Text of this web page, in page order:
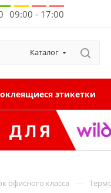
09:00 - 17:00
Каталог
этикетки
офисного класса —